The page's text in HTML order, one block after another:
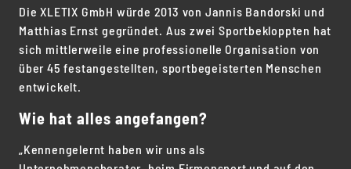
Die XLETIX GmbH würde 2013 von Jannis Bandorski und
Matthias Ernst gegründet. Aus zwei Sportbekloppten hat
sich mittlerweile eine professionelle Organisation von
über 45 festangestellten, sportbegeisterten Menschen
entwickelt.
Wie hat alles angefangen?
„Kennengelernt haben wir uns als